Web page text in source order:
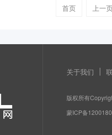
首页 上一
关于我们
版权所有
蒙ICP备